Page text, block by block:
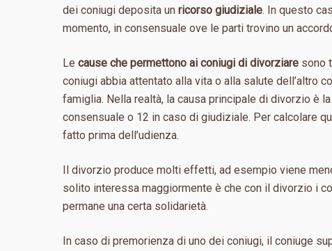
dei coniugi deposita un ricorso giudiziale. In questo
momento, in consensuale ove le parti trovino un
Le cause che permettono ai coniugi di divorziare sono
coniugi abbia attentato alla vita o alla salute dell’altro
famiglia. Nella realtà, la causa principale di divorzio è
consensuale o 12 in caso di giudiziale. Per calcolare
fatto prima dell’udienza.
Il divorzio produce molti effetti, ad esempio viene
solito interessa maggiormente è che con il divorzio i
permane una certa solidarietà.
In caso di premorienza di uno dei coniugi, il coniuge